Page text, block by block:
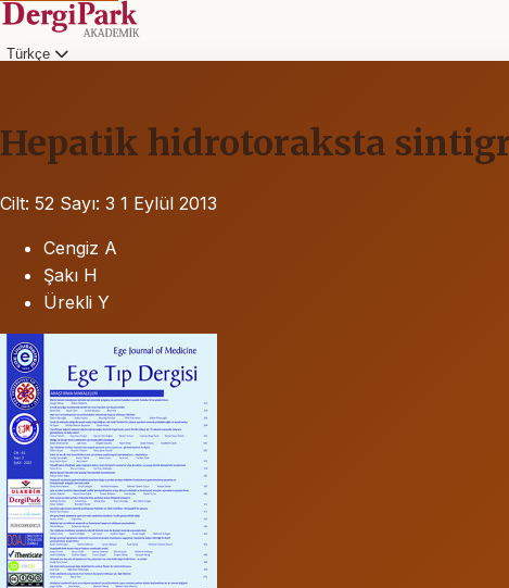
Türkçe
Hepatik hidrotoraksta
Cilt: 52 Sayı: 3 1 Eylül 2013
Cengiz A
Şakı H
Ürekli Y